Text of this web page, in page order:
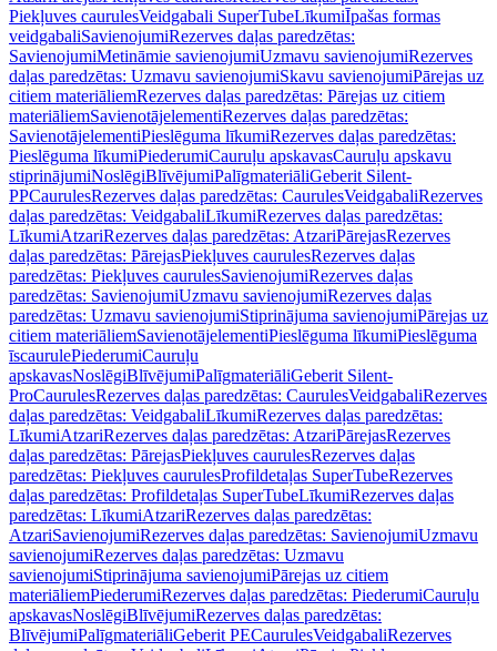
Piekļuves caurulesVeidgabali SuperTubeLīkumiĪpašas formas
veidgabaliSavienojumiRezerves daļas paredzētas:
SavienojumiMetināmie savienojumiUzmavu savienojumiRezerves
daļas paredzētas: Uzmavu savienojumiSkavu savienojumiPārejas uz
citiem materiāliemRezerves daļas paredzētas: Pārejas uz citiem
materiāliemSavienotājelementiRezerves daļas paredzētas:
SavienotājelementiPieslēguma līkumiRezerves daļas paredzētas:
Pieslēguma līkumiPiederumiCauruļu apskavasCauruļu apskavu
stiprinājumiNoslēgiBlīvējumiPalīgmateriāliGeberit Silent-
PPCaurulesRezerves daļas paredzētas: CaurulesVeidgabaliRezerves
daļas paredzētas: VeidgabaliLīkumiRezerves daļas paredzētas:
LīkumiAtzariRezerves daļas paredzētas: AtzariPārejasRezerves
daļas paredzētas: PārejasPiekļuves caurulesRezerves daļas
paredzētas: Piekļuves caurulesSavienojumiRezerves daļas
paredzētas: SavienojumiUzmavu savienojumiRezerves daļas
paredzētas: Uzmavu savienojumiStiprinājuma savienojumiPārejas uz
citiem materiāliemSavienotājelementiPieslēguma līkumiPieslēguma
īscaurulePiederumiCauruļu
apskavasNoslēgiBlīvējumiPalīgmateriāliGeberit Silent-
ProCaurulesRezerves daļas paredzētas: CaurulesVeidgabaliRezerves
daļas paredzētas: VeidgabaliLīkumiRezerves daļas paredzētas:
LīkumiAtzariRezerves daļas paredzētas: AtzariPārejasRezerves
daļas paredzētas: PārejasPiekļuves caurulesRezerves daļas
paredzētas: Piekļuves caurulesProfildetaļas SuperTubeRezerves
daļas paredzētas: Profildetaļas SuperTubeLīkumiRezerves daļas
paredzētas: LīkumiAtzariRezerves daļas paredzētas:
AtzariSavienojumiRezerves daļas paredzētas: SavienojumiUzmavu
savienojumiRezerves daļas paredzētas: Uzmavu
savienojumiStiprinājuma savienojumiPārejas uz citiem
materiāliemPiederumiRezerves daļas paredzētas: PiederumiCauruļu
apskavasNoslēgiBlīvējumiRezerves daļas paredzētas:
BlīvējumiPalīgmateriāliGeberit PECaurulesVeidgabaliRezerves